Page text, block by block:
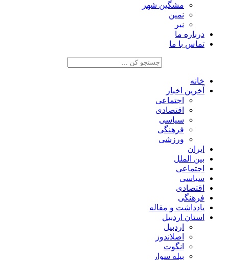
مشگین شهر
نمین
نیر
درباره ما
تماس با ما
خانه
آخرین اخبار
اجتماعی
اقتصادی
سیاسی
فرهنگی
ورزشی
ایران
بین الملل
اجتماعی
سیاسی
اقتصادی
فرهنگی
یادداشت و مقاله
استان اردبیل
اردبیل
اصلاندوز
انگوت
بیله سوار